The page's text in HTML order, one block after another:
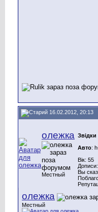
16.02.2012, 20:13
олежка
Местный
Звідки
Авто:
Вік: 55
Вы
олежка
Местный